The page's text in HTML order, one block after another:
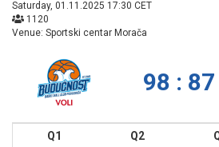
Saturday, 01.11.2025 17:30 CET
1120
Venue: Sportski centar Morača
98 : 87
Q1 Q2